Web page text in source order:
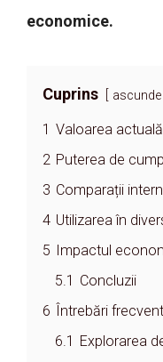
economice.
Cuprins ascunde
1 Valoarea
2 Puterea de
3 Comparații
4 Utilizarea în
5
Impactul
5.1 Concluzii
6
Întrebări
6.1
Explorarea